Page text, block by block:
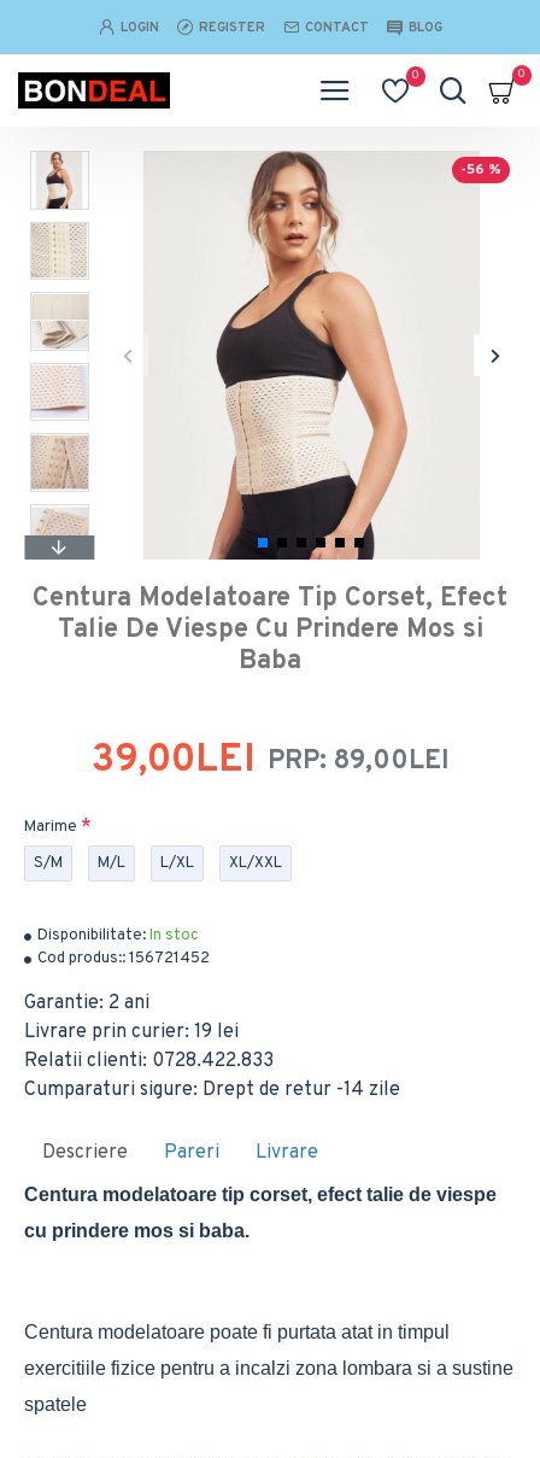
LOGIN REGISTER CONTACT BLOG
0 0
-56 %
Centura Modelatoare Tip Corset, Efect
Talie De Viespe Cu Prindere Mos si
Baba
Disponibilitate:In stoc
Cod produs::156721452
PRP: 89,00LEI
39,00LEI
Marime
S/M
M/L L/XL XL/XXL
Garantie: 2 ani
Livrare prin curier: 19 lei
Relatii clienti: 0728.422.833
Cumparaturi sigure: Drept de retur -14 zile
Descriere Pareri Livrare
Centura modelatoare tip corset, efect talie de viespe
cu prindere mos si baba.
Centura modelatoare poate fi purtata atat in timpul
exercitiile fizice pentru a incalzi zona lombara si a sustine
spatele